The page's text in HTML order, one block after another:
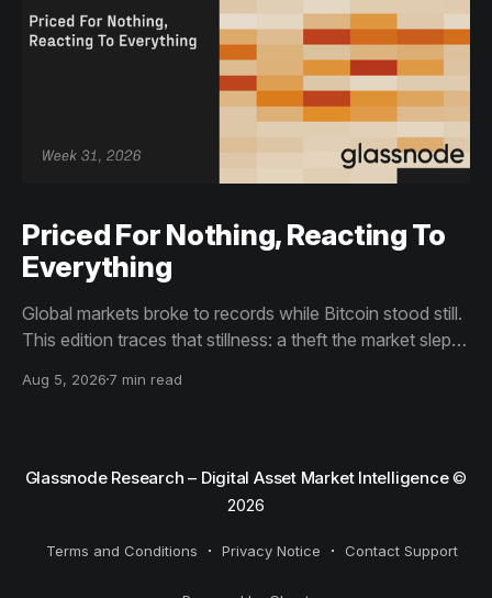
Priced For Nothing, Reacting To
Everything
Global markets broke to records while Bitcoin stood still.
This edition traces that stillness: a theft the market slept
than capitulation, and an options market priced for
Aug 5, 2026 7 min read
Glassnode Research – Digital Asset Market Intelligence©
2026
Terms and Conditions Privacy Notice Contact Support